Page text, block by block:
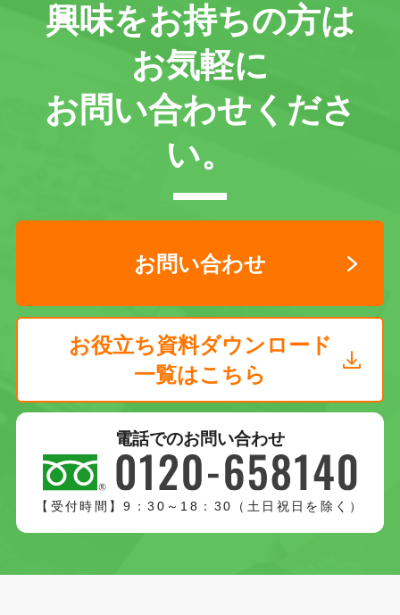
興味をお持ちの方は
お気軽に
お問い合わせくださ
い。
お問い合わせ
お役立ち資料ダウンロード
一覧はこちら
電話でのお問い合わせ
【受付時間】9：30～18：30（土日祝日を除く）